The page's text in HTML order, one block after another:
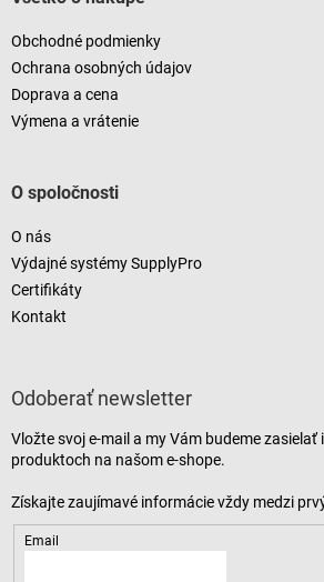
Obchodné podmienky
Ochrana osobných údajov
Doprava a cena
Výmena a vrátenie
O spoločnosti
O nás
Výdajné systémy SupplyPro
Certifikáty
Kontakt
Odoberať newsletter
Vložte svoj e-mail a my Vám budeme
produktoch na našom e-shope.
Email